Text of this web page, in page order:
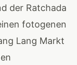
der Ratchada
fotogenen
Lang Markt